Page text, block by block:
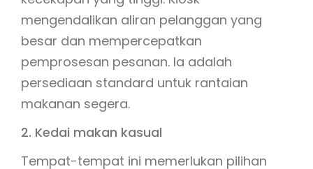
mengendalikan aliran pelanggan yang
besar dan mempercepatkan
pemprosesan pesanan. Ia adalah
persediaan standard untuk rantaian
makanan segera.
2. Kedai makan kasual
Tempat-tempat ini memerlukan pilihan